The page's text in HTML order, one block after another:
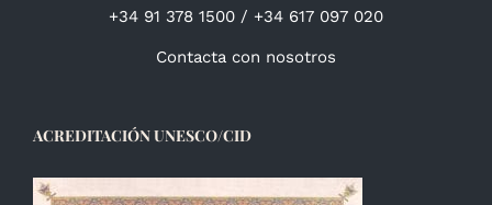
+34 91 378 1500 / +34 617 097 020
Contacta con nosotros
ACREDITACIÓN UNESCO/CID